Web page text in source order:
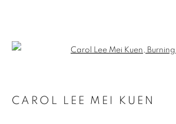
CAROL LEE MEI KUEN